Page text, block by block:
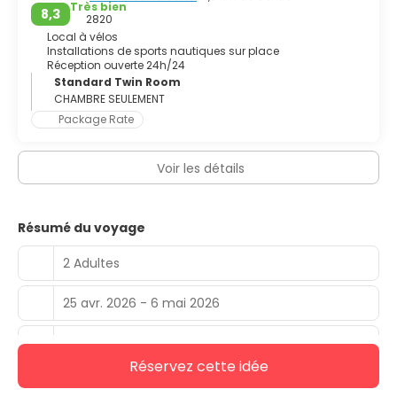
Réservez cette idée
8,3
Très bien
2820
Local à vélos
Installations de sports nautiques sur place
Réception ouverte 24h/24
Standard Twin Room
CHAMBRE SEULEMENT
Package Rate
Voir les détails
Résumé du voyage
2 Adultes
25 avr. 2026 - 6 mai 2026
nuit(s) 11
Cette idée inclut